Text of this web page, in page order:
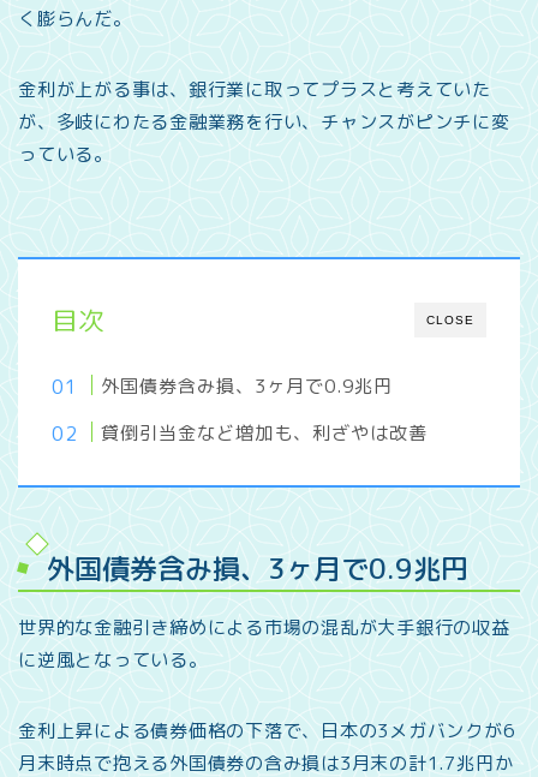
く膨らんだ。
金利が上がる事は、銀行業に取ってプラスと考えていた
が、多岐にわたる金融業務を行い、チャンスがピンチに変
っている。
CLOSE
目次
外国債券含み損、3ヶ月で0.9兆円
貸倒引当金など増加も、利ざやは改善
外国債券含み損、3ヶ月で0.9兆円
世界的な金融引き締めによる市場の混乱が大手銀行の収益
に逆風となっている。
金利上昇による債券価格の下落で、日本の3メガバンクが6
月末時点で抱える外国債券の含み損は3月末の計1.7兆円か